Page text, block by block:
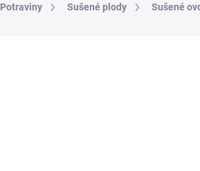
Potraviny Sušené plody Sušené